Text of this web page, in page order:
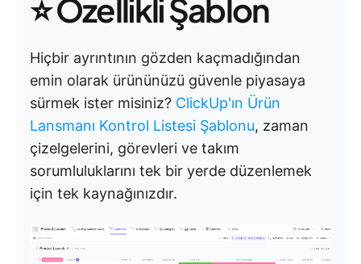
⭐ Özellikli Şablon
Hiçbir ayrıntının gözden kaçmadığından
emin olarak ürününüzü güvenle piyasaya
sürmek ister misiniz? ClickUp'ın Ürün
Lansmanı Kontrol Listesi Şablonu, zaman
çizelgelerini, görevleri ve takım
sorumluluklarını tek bir yerde düzenlemek
için tek kaynağınızdır.